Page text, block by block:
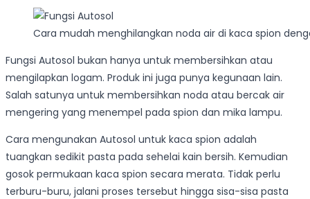
Cara mudah menghilangkan noda air di kaca spion
Fungsi Autosol bukan hanya untuk membersihkan atau
mengilapkan logam. Produk ini juga punya kegunaan lain.
Salah satunya untuk membersihkan noda atau bercak air
mengering yang menempel pada spion dan mika lampu.
Cara mengunakan Autosol untuk kaca spion adalah
tuangkan sedikit pasta pada sehelai kain bersih. Kemudian
gosok permukaan kaca spion secara merata. Tidak perlu
terburu-buru, jalani proses tersebut hingga sisa-sisa pasta